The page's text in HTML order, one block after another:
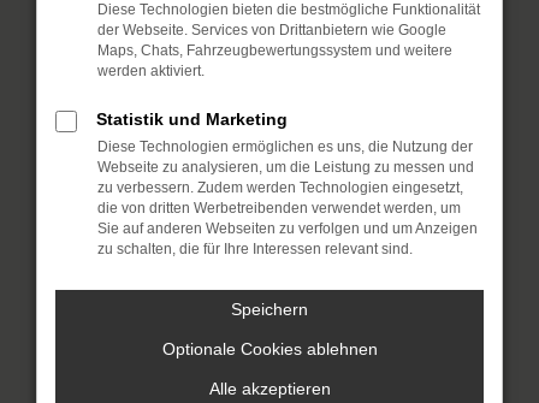
Fehler: Network Error
Beim Laden ist ein Fehler aufgetreten.
können:
Überprüfe deine Firewall und
deine Internetverbindung.
Laden andere Webseiten, zum
Beispiel deine Suchmaschine?
Browsererweiterungen.
Manche Erweiterungen, wie
Diese Technologien bieten die bestmögliche Funktionalität
der Webseite. Services von Drittanbietern wie Google
Maps, Chats, Fahrzeugbewertungssystem und weitere
werden aktiviert.
Statistik und Marketing
Diese Technologien ermöglichen es uns, die Nutzung der
Webseite zu analysieren, um die Leistung zu messen und
zu verbessern. Zudem werden Technologien eingesetzt,
die von dritten Werbetreibenden verwendet werden, um
Sie auf anderen Webseiten zu verfolgen und um Anzeigen
zu schalten, die für Ihre Interessen relevant sind.
Speichern
Optionale Cookies ablehnen
Alle akzeptieren